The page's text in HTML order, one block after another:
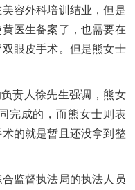
容外科培训结业，但是
医生备案了，也需要在
眼皮手术。但是熊女士
责人徐先生强调，熊女
完成的，而熊女士则表
的就是暂且还没拿到整
监督执法局的执法人员